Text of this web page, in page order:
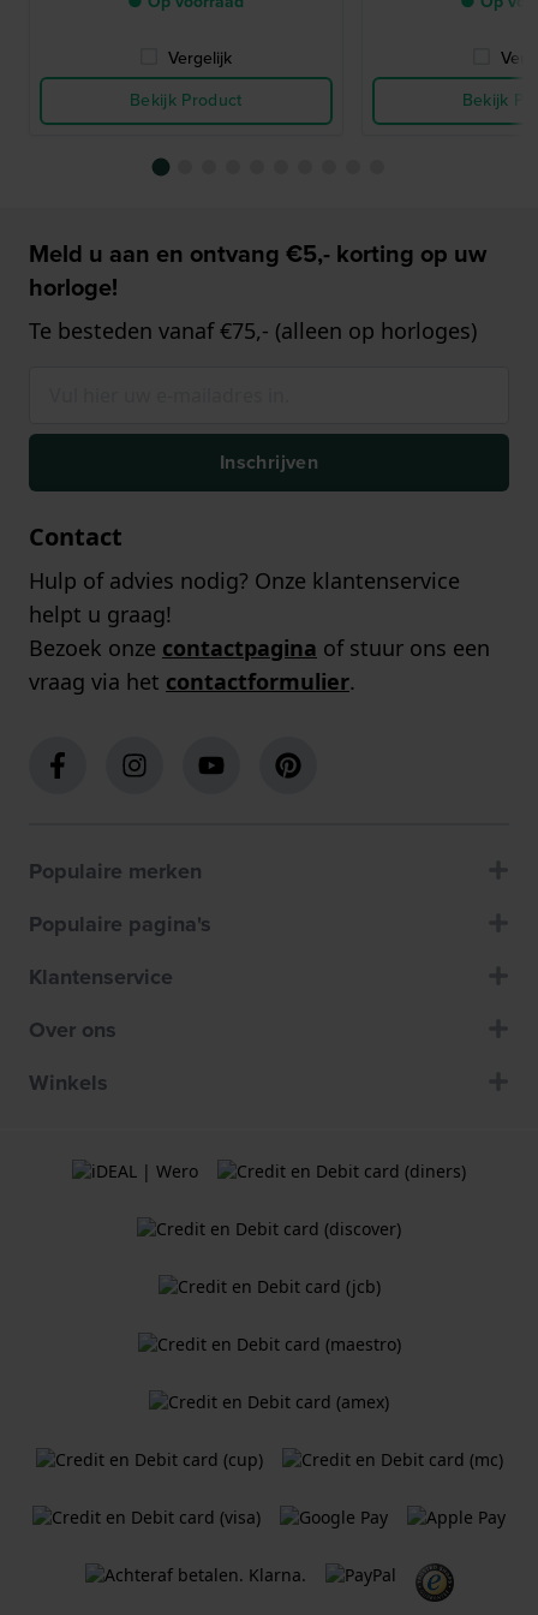
Vergelijk
Bekijk Product
Bekijk
Meld u aan en ontvang €5,- korting op uw
horloge!
Te besteden vanaf €75,- (alleen op horloges)
Inschrijven
Contact
Hulp of advies nodig? Onze klantenservice
helpt u graag!
Bezoek onze contactpagina of stuur ons een
vraag via het contactformulier.
Populaire merken
Populaire pagina's
Klantenservice
Over ons
Winkels